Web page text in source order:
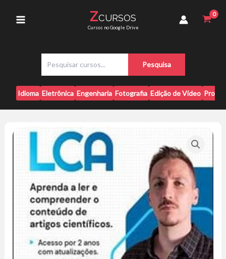
Menu
ZCURSOS
Cursos no Google Drive
s
q
u
i
Pesquisa
Idioma Eletrônica Engenharia Fotografia Edição de Vídeo
Thiago